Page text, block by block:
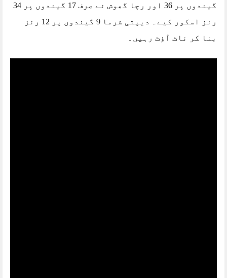
گیندوں پر 36 اور رچا گھوش نے صرف 17 گیندوں پر 34
رنز اسکور کیے۔ دیپتی شرما 9 گیندوں پر 12 رنز
بنا کر ناٹ آؤٹ رہیں۔